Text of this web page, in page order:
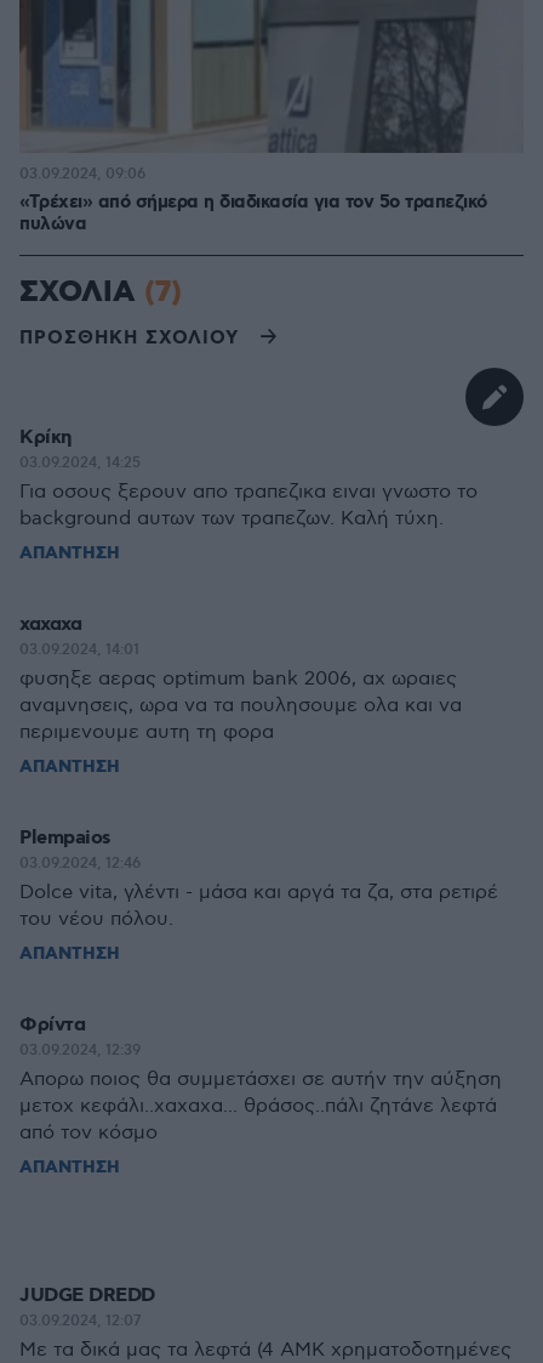
«Tρέχει» από σήμερα η διαδικασία για τον 5ο τραπεζικό
πυλώνα
03.09.2024, 09:06
ΣΧΟΛΙΑ (7)
ΠΡΟΣΘΗΚΗ ΣΧΟΛΙΟΥ
Κρίκη
03.09.2024, 14:25
Για οσους ξερουν απο τραπεζικα ειναι γνωστο το
background αυτων των τραπεζων. Καλή τύχη.
ΑΠΑΝΤΗΣΗ
χαχαχα
03.09.2024, 14:01
φυσηξε αερας optimum bank 2006, αχ ωραιες
αναμνησεις, ωρα να τα πουλησουμε ολα και να
περιμενουμε αυτη τη φορα
ΑΠΑΝΤΗΣΗ
Plempaios
03.09.2024, 12:46
Dolce vita, γλέντι - μάσα και αργά τα ζα, στα ρετιρέ
του νέου πόλου.
ΑΠΑΝΤΗΣΗ
Φρίντα
03.09.2024, 12:39
Απορω ποιος θα συμμετάσχει σε αυτήν την αύξηση
μετοχ κεφάλι..χαχαχα... θράσος..πάλι ζητάνε λεφτά
από τον κόσμο
ΑΠΑΝΤΗΣΗ
JUDGE DREDD
03.09.2024, 12:07
Με τα δικά μας τα λεφτά (4 ΑΜΚ χρηματοδοτημένες